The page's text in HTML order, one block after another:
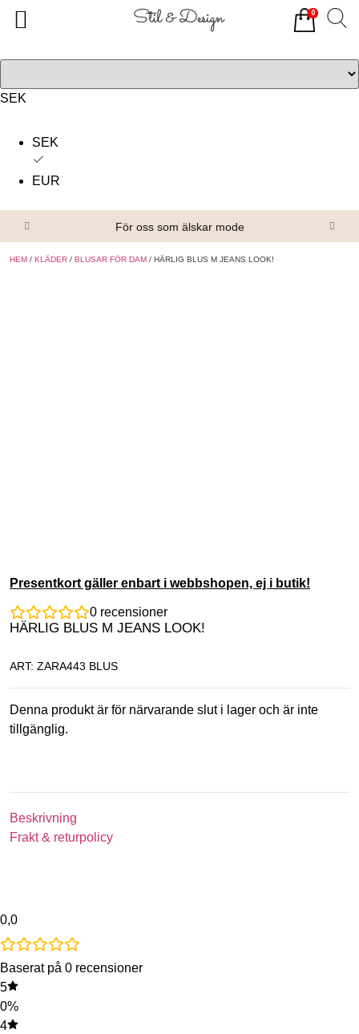
SEK
SEK
EUR
För oss som älskar mode
HEM / KLÄDER / BLUSAR FÖR DAM / HÄRLIG BLUS M JEANS LOOK!
Presentkort gäller enbart i webbshopen, ej i butik!
0 recensioner
HÄRLIG BLUS M JEANS LOOK!
ART: ZARA443 BLUS
Denna produkt är för närvarande slut i lager och är inte
tillgänglig.
Beskrivning
Frakt & returpolicy
0,0
Baserat på 0 recensioner
5
0%
4
0
Alla produkter
Om oss